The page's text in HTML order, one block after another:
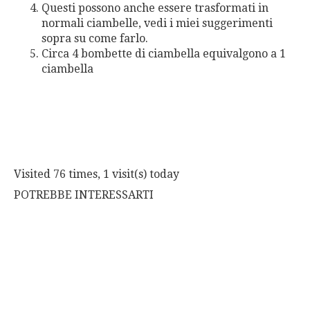
Questi possono anche essere trasformati in
normali ciambelle, vedi i miei suggerimenti
sopra su come farlo.
Circa 4 bombette di ciambella equivalgono a 1
ciambella
Visited 76 times, 1 visit(s) today
POTREBBE INTERESSARTI